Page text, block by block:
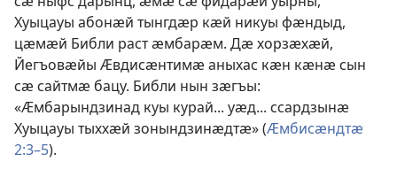
Хуыцауы абонӕй тынгдӕр кӕй никуы фӕндыд,
цӕмӕй Библи раст ӕмбарӕм. Дӕ хорзӕхӕй,
Йегъовӕйы Ӕвдисӕнтимӕ аныхас кӕн кӕнӕ сын
сӕ сайтмӕ бацу. Библи нын зӕгъы:
«Ӕмбарындзинад куы курай... уӕд... ссардзынӕ
Хуыцауы тыххӕй зонындзинӕдтӕ» (Ӕмбисӕндтӕ
2:3–5).